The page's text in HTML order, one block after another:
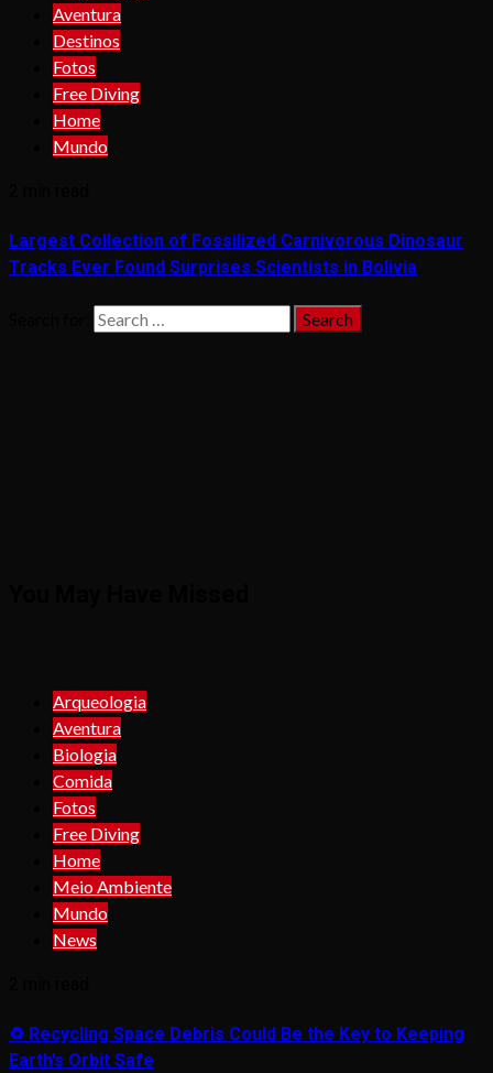
Aventura
Destinos
Fotos
Free Diving
Home
Mundo
Largest Collection of Fossilized Carnivorous Dinosaur
Tracks Ever Found Surprises Scientists in Bolivia
Arqueologia
Aventura
Biologia
Comida
Fotos
Free Diving
Home
Meio Ambiente
Mundo
News
♻️ Recycling Space Debris Could Be the Key to Keeping
Earth’s Orbit Safe